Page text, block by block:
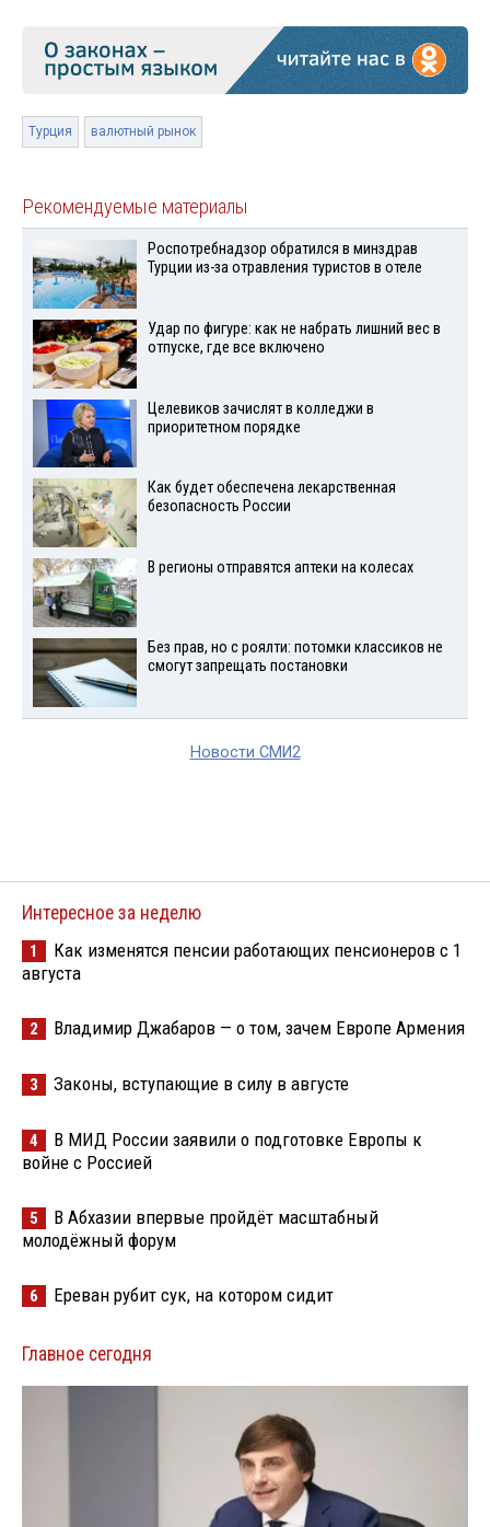
Турция валютный рынок
Рекомендуемые материалы
Роспотребнадзор обратился в минздрав
Турции из-за отравления туристов в отеле
Удар по фигуре: как не набрать лишний вес в
отпуске, где все включено
Целевиков зачислят в колледжи в
приоритетном порядке
Как будет обеспечена лекарственная
безопасность России
В регионы отправятся аптеки на колесах
Без прав, но с роялти: потомки классиков не
смогут запрещать постановки
Новости СМИ2
Интересное за неделю
1
Как изменятся пенсии работающих пенсионеров с 1
августа
2 Владимир Джабаров — о том, зачем Европе Армения
3 Законы, вступающие в силу в августе
4
В МИД России заявили о подготовке Европы к
войне с Россией
5
В Абхазии впервые пройдёт масштабный
молодёжный форум
6 Ереван рубит сук, на котором сидит
Главное сегодня